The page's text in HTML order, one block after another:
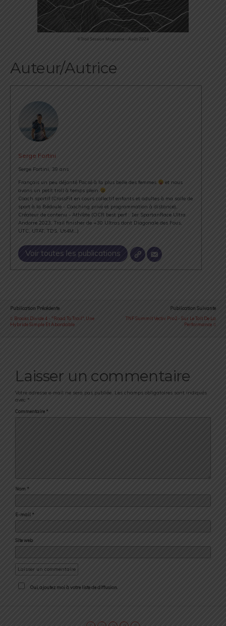
©Trail Session Magazine – Août 2024
Auteur/Autrice
Serge Fortini
Serge Fortini, 39 ans
Français un peu déjanté Pacsé à la plus belle des femmes
et nous
avons un petit troll à temps plein
Coach sportif (CrossFit en cours collectif enfants et adultes à ma salle de
sport à la Bédoule - Coaching privé et programmation à distance),
Créateur de contenu - Athlète (OCR best perf : 1er SpartanRace Ultra
Andorre 2023, Trail finisher de +30 Ultras dont Diagonale des Fous,
UTC, UTAT, TDS, Ut4M…)
Voir toutes les publications
Publication Précédente
Brooks Divide 4 - "Road To Trail", Une
Hybride Simple Et Abordable
Publication Suivante
TNF Summit Vectiv Pro2 - Sur Le Toit De La
Performance
Laisser un commentaire
Votre adresse e-mail ne sera pas publiée. Les champs obligatoires sont indiqués
avec *
Commentaire *
Nom *
E-mail *
Site web
Oui, ajoutez moi à votre liste de diffusion.